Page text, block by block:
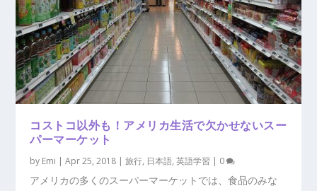
コストコ以外も！アメリカ生活で欠かせないスー
パーマーケット
by Emi |Apr 25, 2018 |旅行, 日本語,英語学習 | 0
アメリカの多くのスーパーマーケットでは、食品のみな